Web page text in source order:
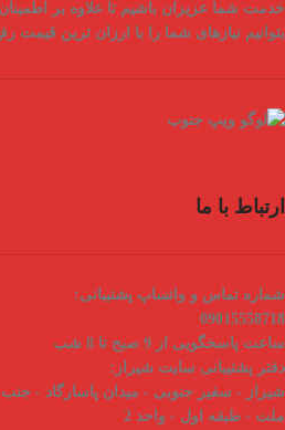
خدمت شما عزیزان باشیم تا علاوه بر
بتوانیم نیازهای شما را با ارزان ترین قیمت
ارتباط با ما
شماره تماس و واتساپ پشتیبانی:
09015558718
ساعت پاسخگویی از 9 صبح تا 8 شب
دفتر پشتیبانی سایت شیراز:
شیراز - سفیر جنوبی - میدان پاسارگاد - جنب
ملت - طبقه اول - واحد 2